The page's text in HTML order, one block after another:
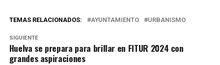
TEMAS RELACIONADOS: AYUNTAMIENTO URBANISMO
SIGUIENTE
Huelva se prepara para brillar en FITUR 2024 con
grandes aspiraciones